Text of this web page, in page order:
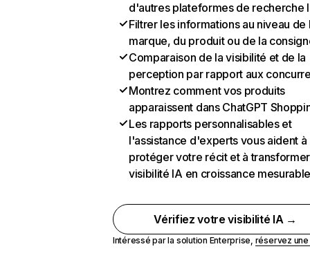
d'autres plateformes de recherche
Filtrer les informations au niveau de
marque, du produit ou de la
Comparaison de la visibilité et de la
perception par rapport aux
Montrez comment vos produits
apparaissent dans ChatGPT
Les rapports personnalisables et
l'assistance d'experts vous aident à
protéger votre récit et à
visibilité IA en croissance
Vérifiez votre visibilité IA →
Intéressé par la solution Enterprise, réservez